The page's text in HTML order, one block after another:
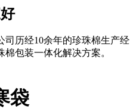
司历经10余年的珍珠棉生产经
包装一体化解决方案。
袋